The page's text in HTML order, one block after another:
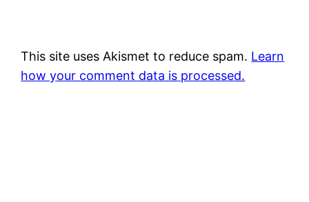
This site uses Akismet to reduce spam. Learn
how your comment data is processed.